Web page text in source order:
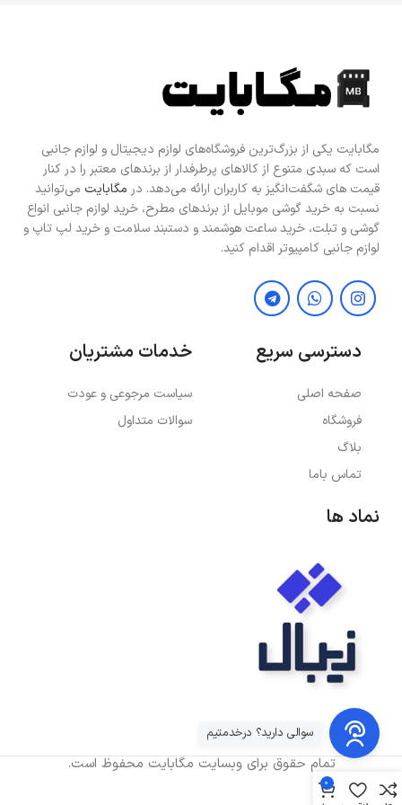
مگابایت یکی از بزرگ‌ترین فروشگاه‌های لوازم دیجیتال و لوازم جانبی
است که سبدی متنوع از کالاهای پرطرفدار از برندهای معتبر را در کنار
قیمت های شگفت‌انگیز به کاربران ارائه می‌دهد. در مگابایت می‌توانید
نسبت به خرید گوشی موبایل از برندهای مطرح، خرید لوازم جانبی انواع
گوشی و تبلت، خرید ساعت هوشمند و دستبند سلامت و خرید لپ تاپ و
لوازم جانبی کامپیوتر اقدام کنید.
دسترسی سریع
صفحه اصلی
فروشگاه
بلاگ
تماس باما
خدمات مشتریان
سیاست مرجوعی و عودت
سوالات متداول
نماد ها
تمام حقوق برای وبسایت مگابایت محفوظ است.
سوالی دارید؟ درخدمتیم
0